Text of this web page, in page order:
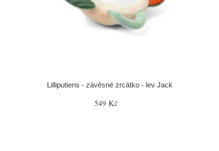
Lilliputiens - závěsné zrcátko - lev Jack
549 Kč